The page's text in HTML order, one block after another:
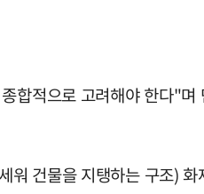
합적으로 고려해야 한다"
건물을 지탱하는 구조)